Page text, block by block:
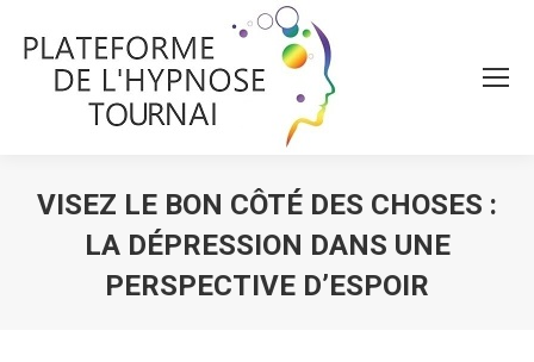
VISEZ LE BON CÔTÉ DES CHOSES :
LA DÉPRESSION DANS UNE
PERSPECTIVE D’ESPOIR